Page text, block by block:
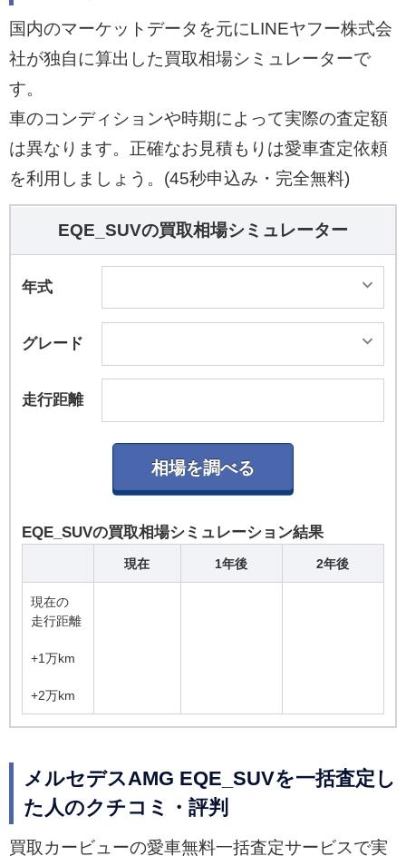
国内のマーケットデータを元にLINEヤフー株式会
社が独自に算出した買取相場シミュレーターで
す。
車のコンディションや時期によって実際の査定額
は異なります。正確なお見積もりは愛車査定依頼
を利用しましょう。(45秒申込み・完全無料)
EQE_SUVの買取相場シミュレーター
年式
グレード
走行距離
EQE_SUVの買取相場シミュレーション結果
現在 1年後 2年後
現在の
走行距離
+1万km
+2万km
メルセデスAMG EQE_SUVを一括査定し
た人のクチコミ・評判
買取カービューの愛車無料一括査定サービスで実